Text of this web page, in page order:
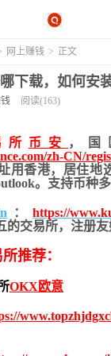
网上赚钱 > 正文
下载，如何安
阅读(163)
所 币安
，国
zh-CN/
用香港，居住地
。支持币种多
：https://
交易所，注册友
推荐：
OKX欧意